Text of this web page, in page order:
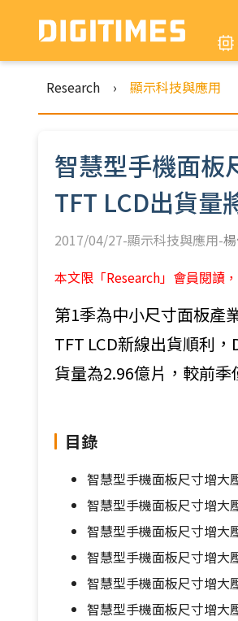
Research › 顯示科技與應用
智慧型手機面
TFT LCD出貨量
2017/04/27-顯示科技與應用-
本文限「Research」會員閱讀
第1季為中小尺寸面板產
TFT LCD新線出貨順利
貨量為2.96億片，較前
目錄
智慧型手機面板尺寸增
智慧型手機面板尺寸增
智慧型手機面板尺寸增
智慧型手機面板尺寸增
智慧型手機面板尺寸增
智慧型手機面板尺寸增